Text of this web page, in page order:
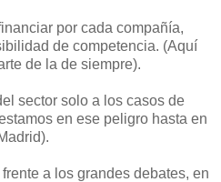
por cada compañía,
de competencia. (Aquí
de la de siempre).
sector solo a los casos de
en ese peligro hasta en
a los grandes debates, en